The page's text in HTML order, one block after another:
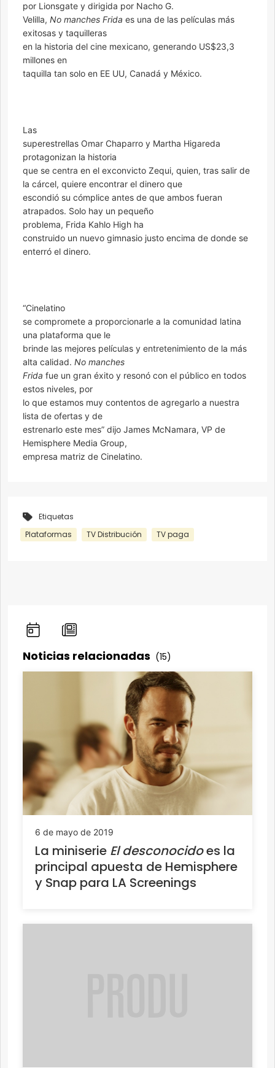
por Lionsgate y dirigida por Nacho G.
Velilla, No manches Frida es una de las películas más
exitosas y taquilleras
en la historia del cine mexicano, generando US$23,3
millones en
taquilla tan solo en EE UU, Canadá y México.
Las
superestrellas Omar Chaparro y Martha Higareda
protagonizan la historia
que se centra en el exconvicto Zequi, quien, tras salir de
la cárcel, quiere encontrar el dinero que
escondió su cómplice antes de que ambos fueran
atrapados. Solo hay un pequeño
problema, Frida Kahlo High ha
construido un nuevo gimnasio justo encima de donde se
enterró el dinero.
“Cinelatino
se compromete a proporcionarle a la comunidad latina
una plataforma que le
brinde las mejores películas y entretenimiento de la más
alta calidad. No manches
Frida fue un gran éxito y resonó con el público en todos
estos niveles, por
lo que estamos muy contentos de agregarlo a nuestra
lista de ofertas y de
estrenarlo este mes” dijo James McNamara, VP de
Hemisphere Media Group,
empresa matriz de Cinelatino.
Etiquetas
Plataformas
TV Distribución TV paga
Noticias relacionadas (15)
6 de mayo de 2019
La miniserie El desconocidoes la
principal apuesta de Hemisphere
y Snap para LA Screenings